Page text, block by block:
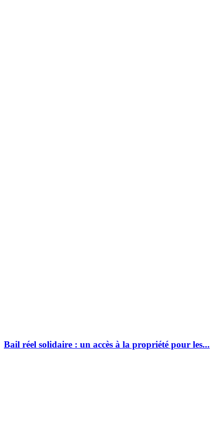
Bail réel solidaire : un accès à la propriété pour les...